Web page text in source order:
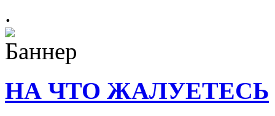
.
НА ЧТО ЖАЛУЕТЕСЬ